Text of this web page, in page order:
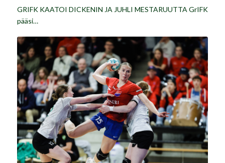
GRIFK KAATOI DICKENIN JA JUHLI MESTARUUTTA GrIFK
pääsi…